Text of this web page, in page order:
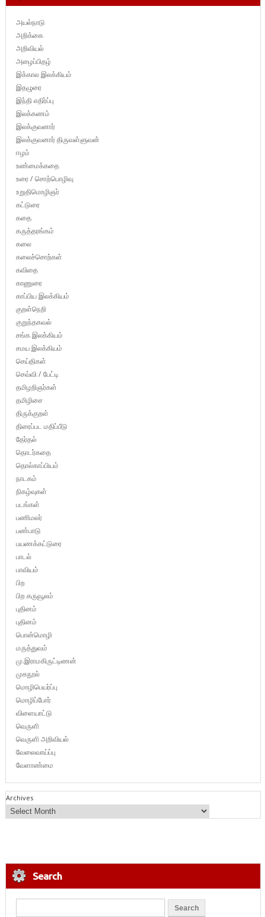
அயல்நாடு
அறிக்கை
அறிவியல்
அழைப்பிதழ்
இக்கால இலக்கியம்
இதழுரை
இந்தி எதிர்ப்பு
இலக்கணம்
இலக்குவனார்
இலக்குவனார் திருவள்ளுவன்
ஈழம்
உண்மைக்கதை
உரை / சொற்பொழிவு
உறுதிமொழிஞர்
கட்டுரை
கதை
கருத்தரங்கம்
கலை
கலைச்சொற்கள்
கவிதை
காணுரை
காப்பிய இலக்கியம்
குறள்நெறி
குறுந்தகவல்
சங்க இலக்கியம்
சமய இலக்கியம்
செய்திகள்
செவ்வி / பேட்டி
தமிழறிஞர்கள்
தமிழிசை
திருக்குறள்
திரைப்பட மதிப்பீடு
தேர்தல்
தொடர்கதை
தொல்காப்பியம்
நாடகம்
நிகழ்வுகள்
படங்கள்
பணிமலர்
பண்பாடு
பயணக்கட்டுரை
பாடல்
பாவியம்
பிற
பிற கருவூலம்
புதினம்
புதினம்
பொன்மொழி
மருத்துவம்
மு.இராமகிருட்டிணன்
முகநூல்
மொழிபெயர்ப்பு
மொழிப்போர்
விளையாட்டு
வெருளி
வெருளி அறிவியல்
வேலைவாய்ப்பு
வேளாண்மை
Archives
Search